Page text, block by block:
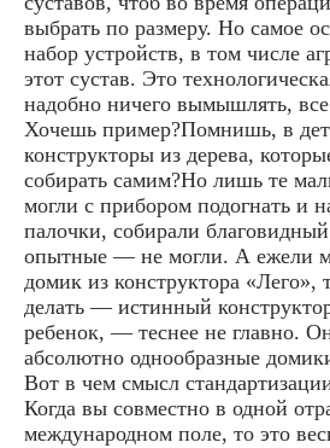
выбрать по размеру. Но самое
набор устройств, в том числе
этот сустав. Это
надобно ничего вымышлять, все
Хочешь пример?Помнишь, в
конструкторы из дерева,
собирать самим?Но лишь те
могли с прибором подогнать и
палочки, собирали
опытные — не могли. А ежели
домик из конструктора «Лего»,
делать — истинный
ребенок, — теснее не главно.
абсолютно однообразные
Вот в чем смысл
Когда вы совместно в одной
международном поле, то это